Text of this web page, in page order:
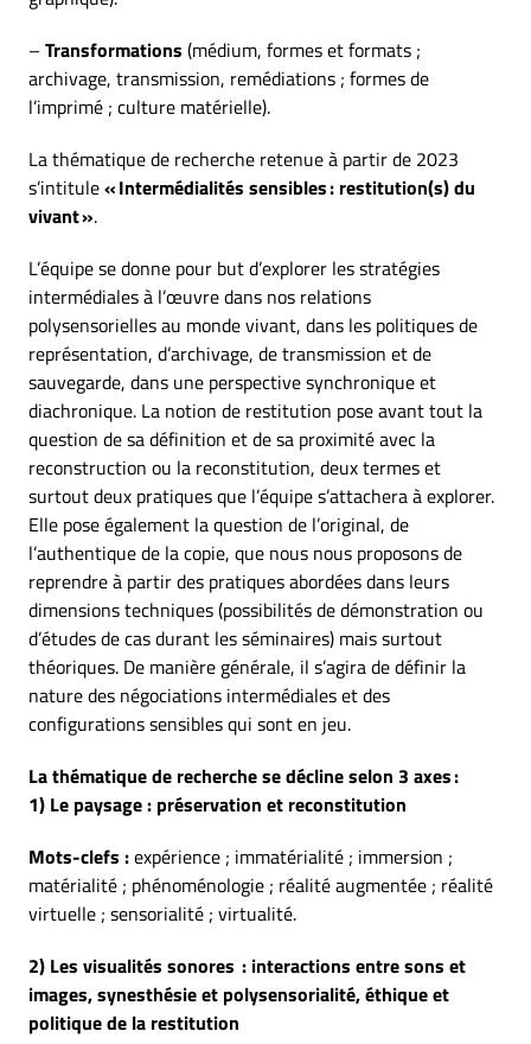
– Transformations (médium, formes et formats ;
archivage, transmission, remédiations ; formes de
l’imprimé ; culture matérielle).
La thématique de recherche retenue à partir de 2023
s’intitule«Intermédialités sensibles: restitution(s) du
vivant».
L’équipe se donne pour but d’explorer les stratégies
intermédiales à l’œuvre dans nos relations
polysensorielles au monde vivant, dans les politiques de
représentation, d’archivage, de transmission et de
sauvegarde, dans une perspective synchronique et
diachronique. La notion de restitution pose avant tout la
question de sa définition et de sa proximité avec la
reconstruction ou la reconstitution, deux termes et
surtout deux pratiques que l’équipe s’attachera à explorer.
Elle pose également la question de l’original, de
l’authentique de la copie, que nous nous proposons de
reprendre à partir des pratiques abordées dans leurs
dimensions techniques (possibilités de démonstration ou
d’études de cas durant les séminaires) mais surtout
théoriques. De manière générale, il s’agira de définir la
nature des négociations intermédiales et des
configurations sensibles qui sont en jeu.
La thématique de recherche se décline selon 3 axes :
1) Le paysage : préservation et reconstitution
Mots-clefs :expérience ; immatérialité ; immersion ;
matérialité ; phénoménologie ; réalité augmentée ; réalité
virtuelle ; sensorialité ; virtualité.
2) Les visualités sonores : interactions entre sons et
images, synesthésie et polysensorialité, éthique et
politique de la restitution